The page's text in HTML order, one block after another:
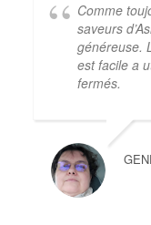
Comme
saveurs
généreuse.
est facile a
fermés.